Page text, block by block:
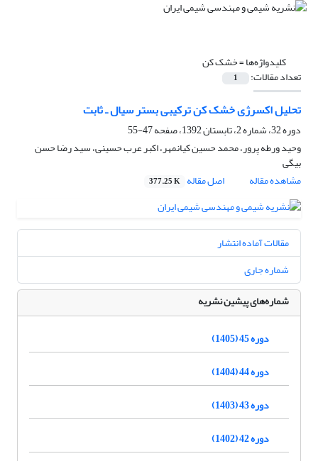
کلیدواژه‌ها =خشک کن
تعداد مقالات: 1
تحلیل اکسرژی خشک کن ترکیبی بستر سیال ـ ثابت
دوره 32، شماره 2، تابستان 1392، صفحه
47-55
وحید ورطه پرور، محمد حسین کیانمهر، اکبر عرب حسینی، سید رضا حسن
بیگی
مشاهده مقاله
اصل مقاله 377.25 K
مقالات آماده انتشار
شماره جاری
شماره‌های پیشین نشریه
دوره 45 (1405)
دوره 44 (1404)
دوره 43 (1403)
دوره 42 (1402)